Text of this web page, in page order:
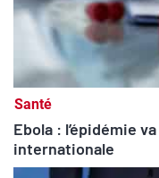
Santé
Ebola : l’épidémie
internationale